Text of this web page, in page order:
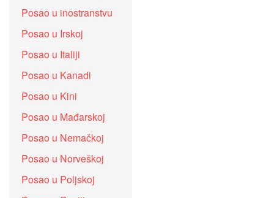
Posao u inostranstvu
Posao u Irskoj
Posao u Italiji
Posao u Kanadi
Posao u Kini
Posao u Mađarskoj
Posao u Nemačkoj
Posao u Norveškoj
Posao u Poljskoj